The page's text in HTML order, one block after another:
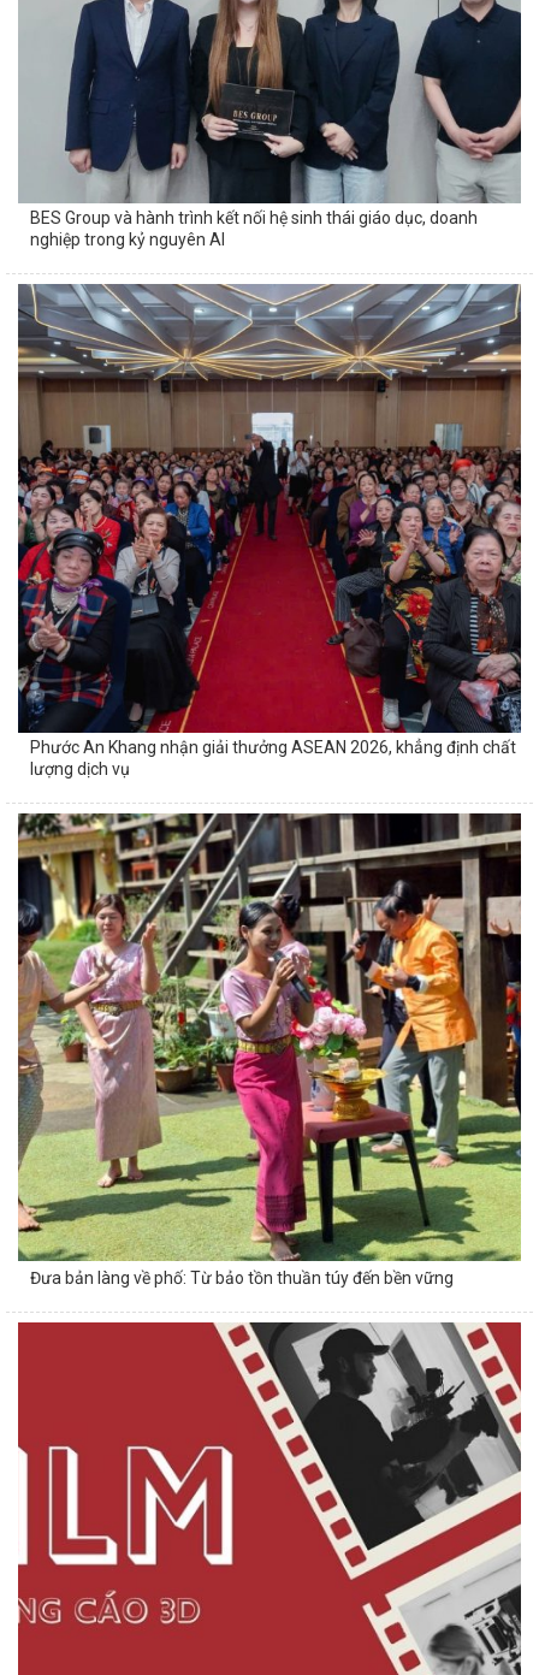
Phước An Khang nhận giải thưởng ASEAN 2026, khẳng định chất
lượng dịch vụ
Đưa bản làng về phố: Từ bảo tồn thuần túy đến bền vững
Phim quảng cáo 3D: 10 cách biến ý tưởng thành hình ảnh sống
động
Bà đồ Thanh Hương: Lưu giữ nét đẹp văn hóa của tết cổ truyền